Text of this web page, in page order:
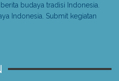
budaya tradisi Indonesia.
Indonesia. Submit kegiatan